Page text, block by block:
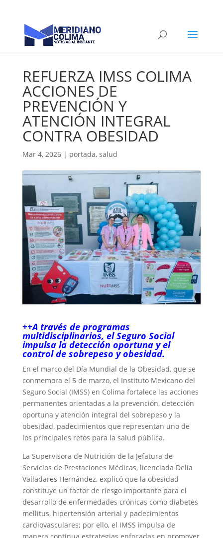
REFUERZA IMSS COLIMA
ACCIONES DE
PREVENCIÓN Y
ATENCIÓN INTEGRAL
CONTRA OBESIDAD
Mar 4, 2026| portada, salud
++A través de programas
multidisciplinarios, el Seguro Social
impulsa la detección oportuna y el
control de sobrepeso y obesidad.
En el marco del Día Mundial de la Obesidad, que se
conmemora el 5 de marzo, el Instituto Mexicano del
Seguro Social (IMSS) en Colima fortalece las acciones
permanentes orientadas a la prevención, detección
oportuna y atención integral del sobrepeso y la
obesidad, padecimientos que representan uno de
los principales retos para la salud pública.
La Supervisora de Nutrición de la Jefatura de
Servicios de Prestaciones Médicas, licenciada Delia
Valladares Hernández, explicó que la obesidad
constituye un factor de riesgo importante para el
desarrollo de enfermedades crónicas como diabetes
mellitus, hipertensión arterial y padecimientos
cardiovasculares; por ello, el IMSS impulsa de